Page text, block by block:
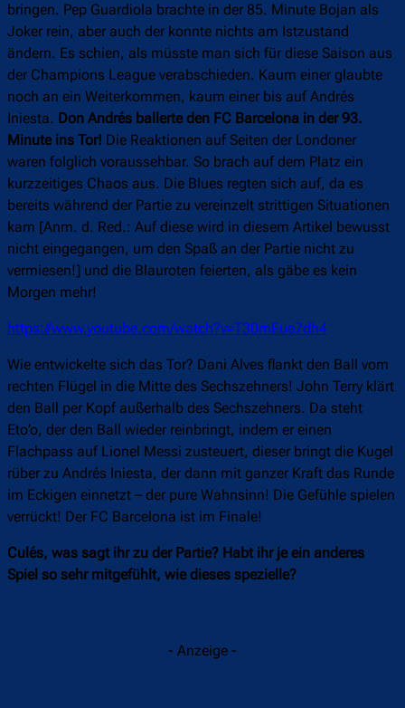
bringen. Pep Guardiola brachte in der 85. Minute Bojan als
Joker rein, aber auch der konnte nichts am Istzustand
ändern. Es schien, als müsste man sich für diese Saison aus
der Champions League verabschieden. Kaum einer glaubte
noch an ein Weiterkommen, kaum einer bis auf Andrés
Iniesta. Don Andrés ballerte den FC Barcelona in der 93.
Minute ins Tor! Die Reaktionen auf Seiten der Londoner
waren folglich voraussehbar. So brach auf dem Platz ein
kurzzeitiges Chaos aus. Die Blues regten sich auf, da es
bereits während der Partie zu vereinzelt strittigen Situationen
kam [Anm. d. Red.: Auf diese wird in diesem Artikel bewusst
nicht eingegangen, um den Spaß an der Partie nicht zu
vermiesen!] und die Blauroten feierten, als gäbe es kein
Morgen mehr!
https://www.youtube.com/watch?v=T30mEue7dh4
Wie entwickelte sich das Tor? Dani Alves flankt den Ball vom
rechten Flügel in die Mitte des Sechszehners! John Terry klärt
den Ball per Kopf außerhalb des Sechszehners. Da steht
Eto’o, der den Ball wieder reinbringt, indem er einen
Flachpass auf Lionel Messi zusteuert, dieser bringt die Kugel
rüber zu Andrés Iniesta, der dann mit ganzer Kraft das Runde
im Eckigen einnetzt – der pure Wahnsinn! Die Gefühle spielen
verrückt! Der FC Barcelona ist im Finale!
Culés, was sagt ihr zu der Partie? Habt ihr je ein anderes
Spiel so sehr mitgefühlt, wie dieses spezielle?
- Anzeige -